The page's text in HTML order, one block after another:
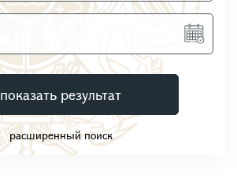
показать результат
расширенный поиск